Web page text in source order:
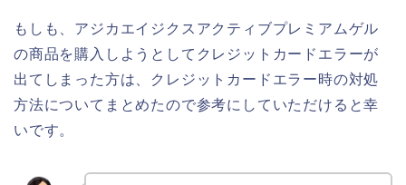
もしも、アジカエイジクスアクティブプレミアムゲル
の商品を購入しようとしてクレジットカードエラーが
出てしまった方は、クレジットカードエラー時の対処
方法についてまとめたので参考にしていただけると幸
いです。